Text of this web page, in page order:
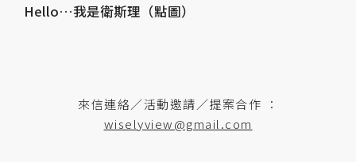
Hello…我是衛斯理（點圖）
來信連絡／活動邀請／提案合作 ：
wiselyview@gmail.com